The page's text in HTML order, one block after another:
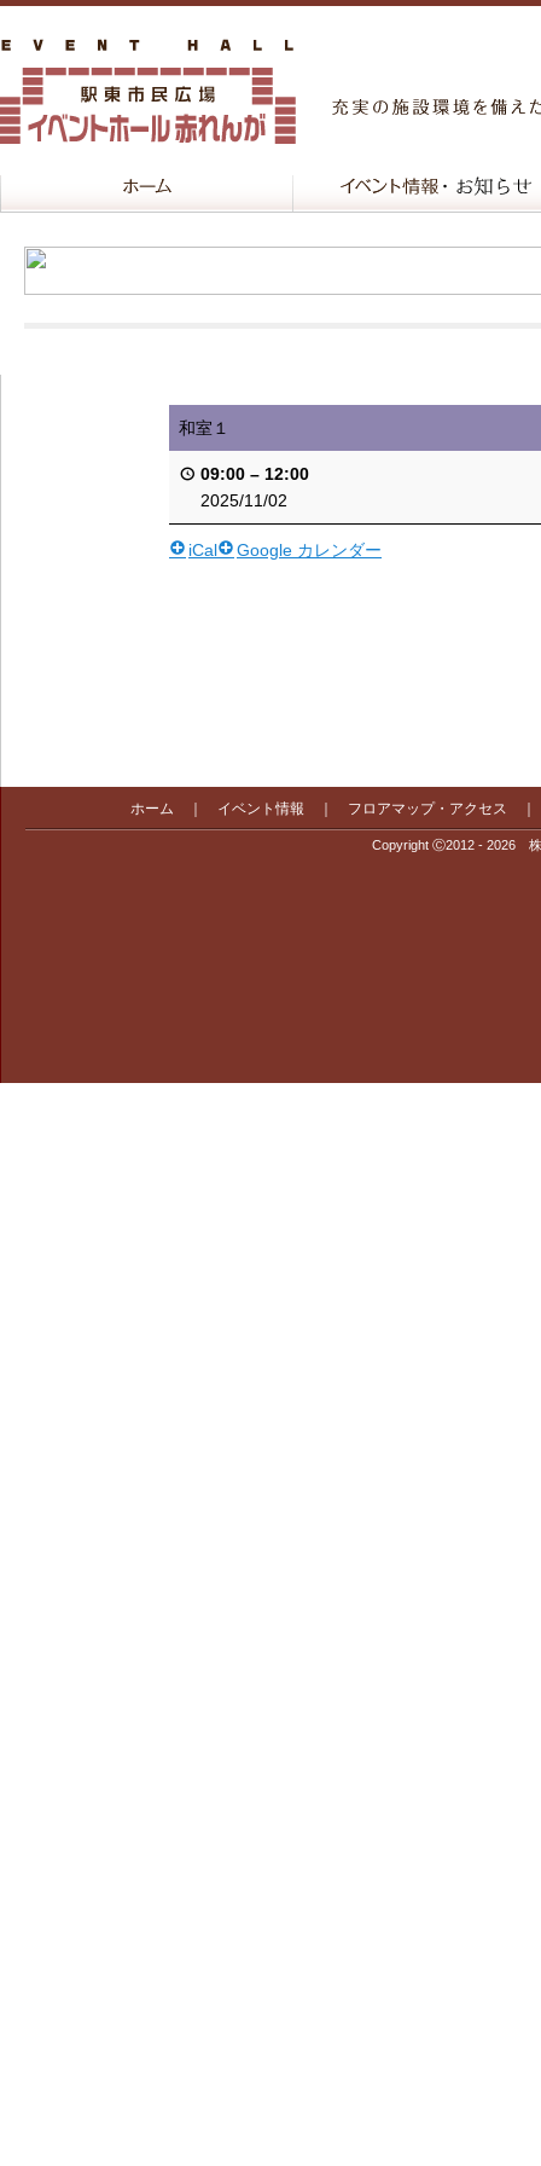
和室１
09:00 – 12:00
2025/11/02
iCal Google カレンダー
ホーム イベント情報 フロアマップ・アクセス
Copyright Ⓒ2012 - 2026 株